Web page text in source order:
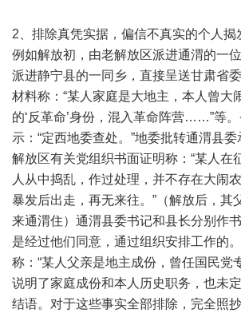
2、排除真凭实据，偏信不真实的个人揭
例如解放初，由老解放区派进通渭的一
派进静宁县的一同乡，直接呈送甘肃省
材料称：“某人家庭是大地主，本人曾大
的‘反革命’身份，混入革命阵营……”等
示：“定西地委查处。”地委批转通渭县
解放区有关党组织书面证明称：“某人在
人从中捣乱，作过处理，并不存在大闹
暴发后出走，再无来往。”（解放后，其
来通渭住）通渭县委书记和县长分别作
是经过他们同意，通过组织安排工作的
称：“某人父亲是地主成份，曾任国民党
说明了家庭成份和本人历史职务，也未
结语。对于这些事实全部排除，完全照